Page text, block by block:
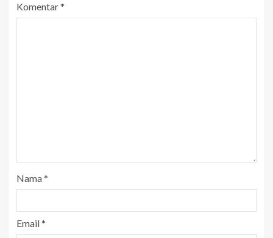
Komentar*
Nama*
Email*